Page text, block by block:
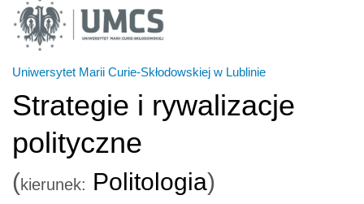
Uniwersytet Marii Curie-Skłodowskiej w Lublinie
Strategie i rywalizacje
polityczne
(kierunek: Politologia)